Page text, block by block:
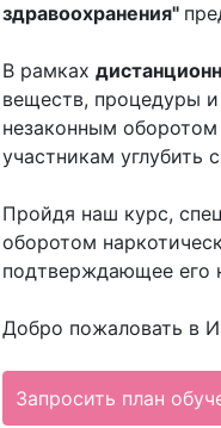
здравоохранения"
В рамках
веществ, процедуры
незаконным
участникам углубить
Пройдя наш курс,
оборотом
подтверждающее его
Добро пожаловать в
Запросить план